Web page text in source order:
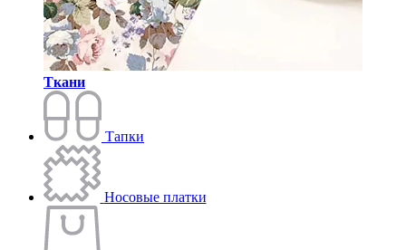
Ткани
Тапки
Носовые платки